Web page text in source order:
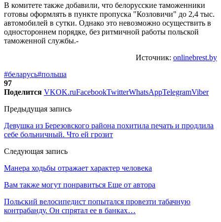
В комитете также добавили, что белорусские таможенники
готовы оформлять в пункте пропуска "Козловичи" до 2,4 тыс.
автомобилей в сутки. Однако это невозможно осуществить в
одностороннем порядке, без ритмичной работы польской
таможенной службы.-
Источник: onlinebrest.by
#беларусь#польша
97
Поделится VKOK.ruFacebookTwitterWhatsAppTelegramViber
Предыдущая запись
Девушка из Березовского района похитила печать и продлила
себе больничный. Что ей грозит
Следующая запись
Манера ходьбы отражает характер человека
Вам также могут понравиться Еще от автора
Польский велосипедист попытался провезти табачную
контрабанду. Он спрятал ее в банках…